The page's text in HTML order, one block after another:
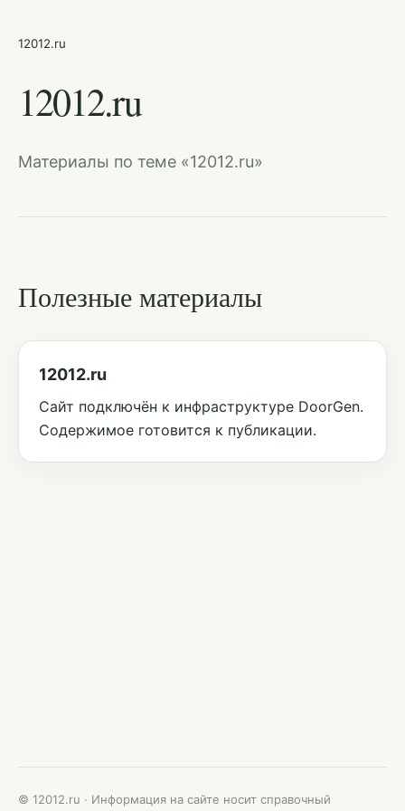
12012.ru
12012.ru
Материалы по теме «12012.ru»
Полезные материалы
12012.ru
Сайт подключён к инфраструктуре DoorGen.
Содержимое готовится к публикации.
© 12012.ru · Информация на сайте носит справочный